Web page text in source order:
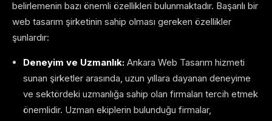
belirlemenin bazı önemli özellikleri bulunmaktadır. Başarılı bir
web tasarım şirketinin sahip olması gereken özellikler
şunlardır:
Deneyim ve Uzmanlık: Ankara Web Tasarım hizmeti
sunan şirketler arasında, uzun yıllara dayanan deneyime
ve sektördeki uzmanlığa sahip olan firmaları tercih etmek
önemlidir. Uzman ekiplerin bulunduğu firmalar,